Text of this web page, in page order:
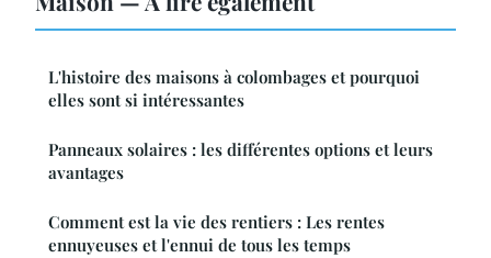
L'histoire des maisons à colombages et pourquoi
elles sont si intéressantes
Panneaux solaires : les différentes options et leurs
avantages
Comment est la vie des rentiers : Les rentes
ennuyeuses et l'ennui de tous les temps